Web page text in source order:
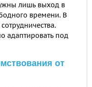
лишь выход в
времени. В
адаптировать под
от